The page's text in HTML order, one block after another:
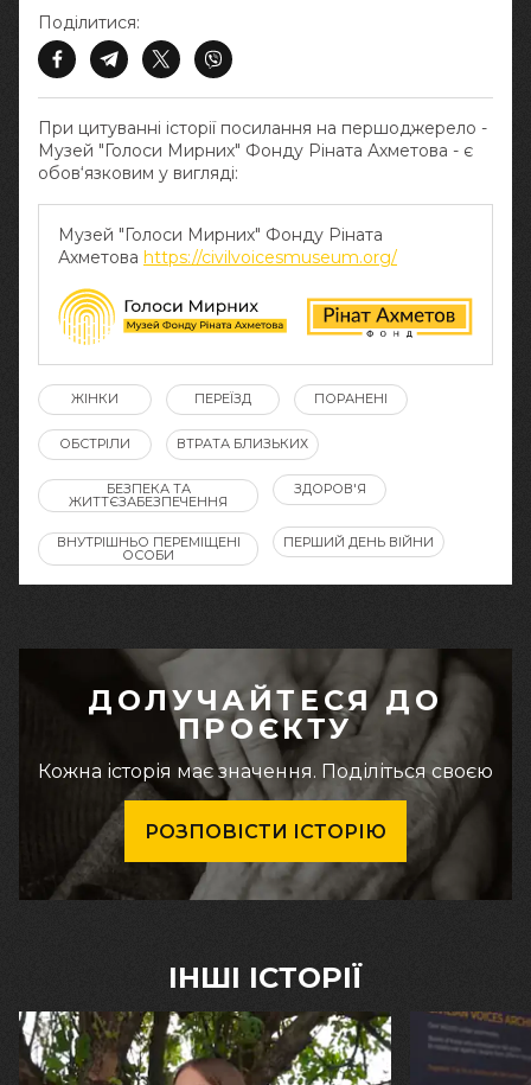
При цитуванні історії посилання на першоджерело -
Музей "Голоси Мирних" Фонду Ріната Ахметова - є
обов‘язковим у вигляді:
Музей "Голоси Мирних" Фонду Ріната
Ахметова https://civilvoicesmuseum.org/
Поділитися:
ЖІНКИ ПЕРЕЇЗД ПОРАНЕНІ
ОБСТРІЛИ ВТРАТА БЛИЗЬКИХ
БЕЗПЕКА ТА
ЖИТТЄЗАБЕЗПЕЧЕННЯ
ЗДОРОВ'Я
ВНУТРІШНЬО ПЕРЕМІЩЕНІ
ОСОБИ
ПЕРШИЙ ДЕНЬ ВІЙНИ
ДОЛУЧАЙТЕСЯ ДО
ПРОЄКТУ
Кожна історія має значення. Поділіться своєю
РОЗПОВІСТИ ІСТОРІЮ
ІНШІ ІСТОРІЇ